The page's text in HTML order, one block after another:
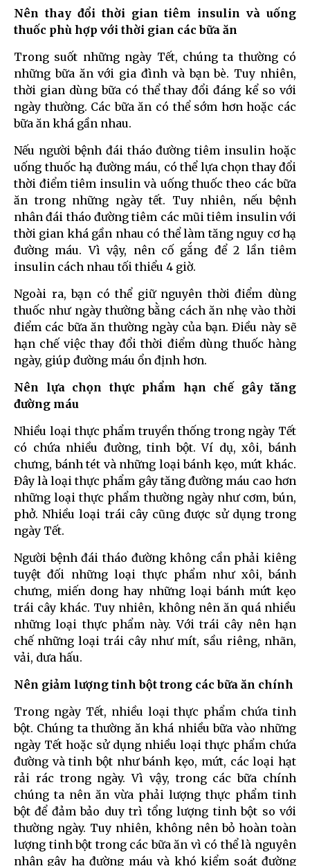
Nên thay đổi thời gian tiêm insulin và uống
thuốc phù hợp với thời gian các bữa ăn
Trong suốt những ngày Tết, chúng ta thường có
những bữa ăn với gia đình và bạn bè. Tuy nhiên,
thời gian dùng bữa có thể thay đổi đáng kể so với
ngày thường. Các bữa ăn có thể sớm hơn hoặc các
bữa ăn khá gần nhau.
Nếu người bệnh đái tháo đường tiêm insulin hoặc
uống thuốc hạ đường máu, có thể lựa chọn thay đổi
thời điểm tiêm insulin và uống thuốc theo các bữa
ăn trong những ngày tết. Tuy nhiên, nếu bệnh
nhân đái tháo đường tiêm các mũi tiêm insulin với
thời gian khá gần nhau có thể làm tăng nguy cơ hạ
đường máu. Vì vậy, nên cố gắng để 2 lần tiêm
insulin cách nhau tối thiểu 4 giờ.
Ngoài ra, bạn có thể giữ nguyên thời điểm dùng
thuốc như ngày thường bằng cách ăn nhẹ vào thời
điểm các bữa ăn thường ngày của bạn. Điều này sẽ
hạn chế việc thay đổi thời điểm dùng thuốc hàng
ngày, giúp đường máu ổn định hơn.
Nên lựa chọn thực phẩm hạn chế gây tăng
đường máu
Nhiều loại thực phẩm truyền thống trong ngày Tết
có chứa nhiều đường, tinh bột. Ví dụ, xôi, bánh
chưng, bánh tét và những loại bánh kẹo, mứt khác.
Đây là loại thực phẩm gây tăng đường máu cao hơn
những loại thực phẩm thường ngày như cơm, bún,
phở. Nhiều loại trái cây cũng được sử dụng trong
ngày Tết.
Người bệnh đái tháo đường không cần phải kiêng
tuyệt đối những loại thực phẩm như xôi, bánh
chưng, miến dong hay những loại bánh mứt kẹo
trái cây khác. Tuy nhiên, không nên ăn quá nhiều
những loại thực phẩm này. Với trái cây nên hạn
chế những loại trái cây như mít, sầu riêng, nhãn,
vải, dưa hấu.
Nên giảm lượng tinh bột trong các bữa ăn chính
Trong ngày Tết, nhiều loại thực phẩm chứa tinh
bột. Chúng ta thường ăn khá nhiều bữa vào những
ngày Tết hoặc sử dụng nhiều loại thực phẩm chứa
đường và tinh bột như bánh kẹo, mứt, các loại hạt
rải rác trong ngày. Vì vậy, trong các bữa chính
chúng ta nên ăn vừa phải lượng thực phẩm tinh
bột để đảm bảo duy trì tổng lượng tinh bột so với
thường ngày. Tuy nhiên, không nên bỏ hoàn toàn
lượng tinh bột trong các bữa ăn vì có thể là nguyên
nhân gây hạ đường máu và khó kiểm soát đường